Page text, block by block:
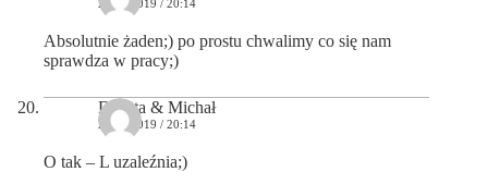
22/10/2019 / 20:14
Absolutnie żaden;) po prostu chwalimy co się nam
sprawdza w pracy;)
Dorota & Michał
22/10/2019 / 20:14
O tak – L uzaleźnia;)